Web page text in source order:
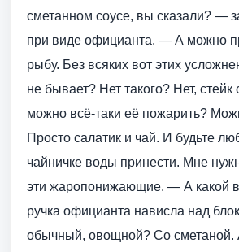
сметанном соусе, вы сказали? —
при виде официанта. — А можно
рыбу. Без всяких вот этих
не бывает? Нет такого? Нет, стейк
можно всё-таки её пожарить?
Просто салатик и чай. И будьте
чайничке воды принести. Мне
эти жаропонижающие. — А какой
ручка официанта нависла над
обычный, овощной? Со сметаной.